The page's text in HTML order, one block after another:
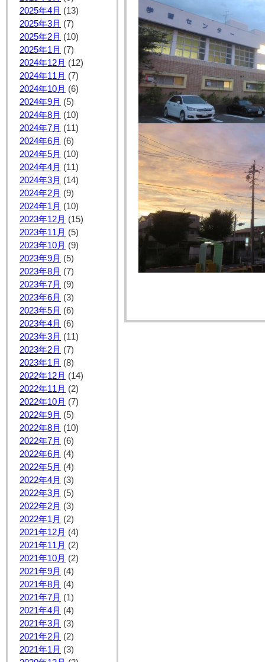
2025年4月 (13)
2025年3月 (7)
2025年2月 (10)
2025年1月 (7)
2024年12月 (12)
2024年11月 (7)
2024年10月 (6)
2024年9月 (5)
2024年8月 (10)
2024年7月 (11)
2024年6月 (6)
2024年5月 (10)
2024年4月 (11)
2024年3月 (14)
2024年2月 (9)
2024年1月 (10)
2023年12月 (15)
2023年11月 (5)
2023年10月 (9)
2023年9月 (5)
2023年8月 (7)
2023年7月 (9)
2023年6月 (3)
2023年5月 (6)
2023年4月 (6)
2023年3月 (11)
2023年2月 (7)
2023年1月 (8)
2022年12月 (14)
2022年11月 (2)
2022年10月 (7)
2022年9月 (5)
2022年8月 (10)
2022年7月 (6)
2022年6月 (4)
2022年5月 (4)
2022年4月 (3)
2022年3月 (5)
2022年2月 (3)
2022年1月 (2)
2021年12月 (4)
2021年11月 (2)
2021年10月 (2)
2021年9月 (4)
2021年8月 (4)
2021年7月 (1)
2021年4月 (4)
2021年3月 (3)
2021年2月 (2)
2021年1月 (3)